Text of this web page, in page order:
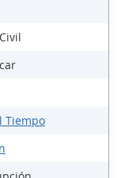
Tiempo